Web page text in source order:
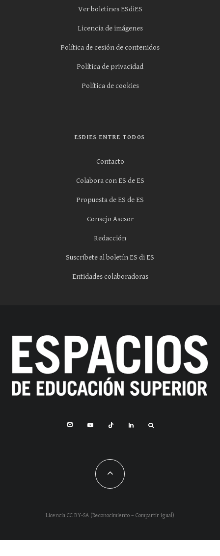
Ver boletines ESdiES
Licencia de imágenes
Política de cesión de contenidos
Política de privacidad
Política de cookies
ESDIES ENTRE TODOS
Contacto
Colabora con ES de ES
Propuesta de ES de ES
Consejo Asesor
Redacción
Suscríbete al boletín ES di ES
Entidades colaboradoras
Licencia CC BY-SA (Reconocimiento – Compartir igual)